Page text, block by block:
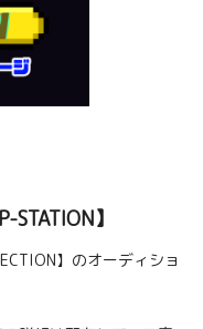
】
】のオーディショ